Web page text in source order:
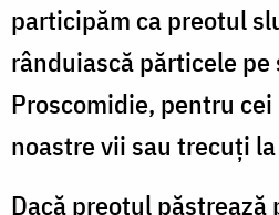
participăm ca preotul
rânduiască părticele
Proscomidie, pentru
noastre vii sau trecuți
Dacă preotul păstrează